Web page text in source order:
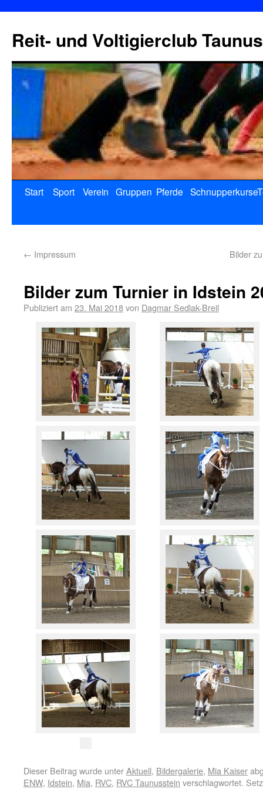
Reit- und Voltigierclub
Start Sport Verein Gruppen Pferde Schnupperkurse
← Impressum Bilder
Bilder zum Turnier in Idstein
Publiziert am 23. Mai 2018von Dagmar Sedlak-Breil
Dieser Beitrag wurde unterAktuell, Bildergalerie, Mia Kaiser
ENW, Idstein, Mia, RVC, RVC Taunusstein verschlagwortet.